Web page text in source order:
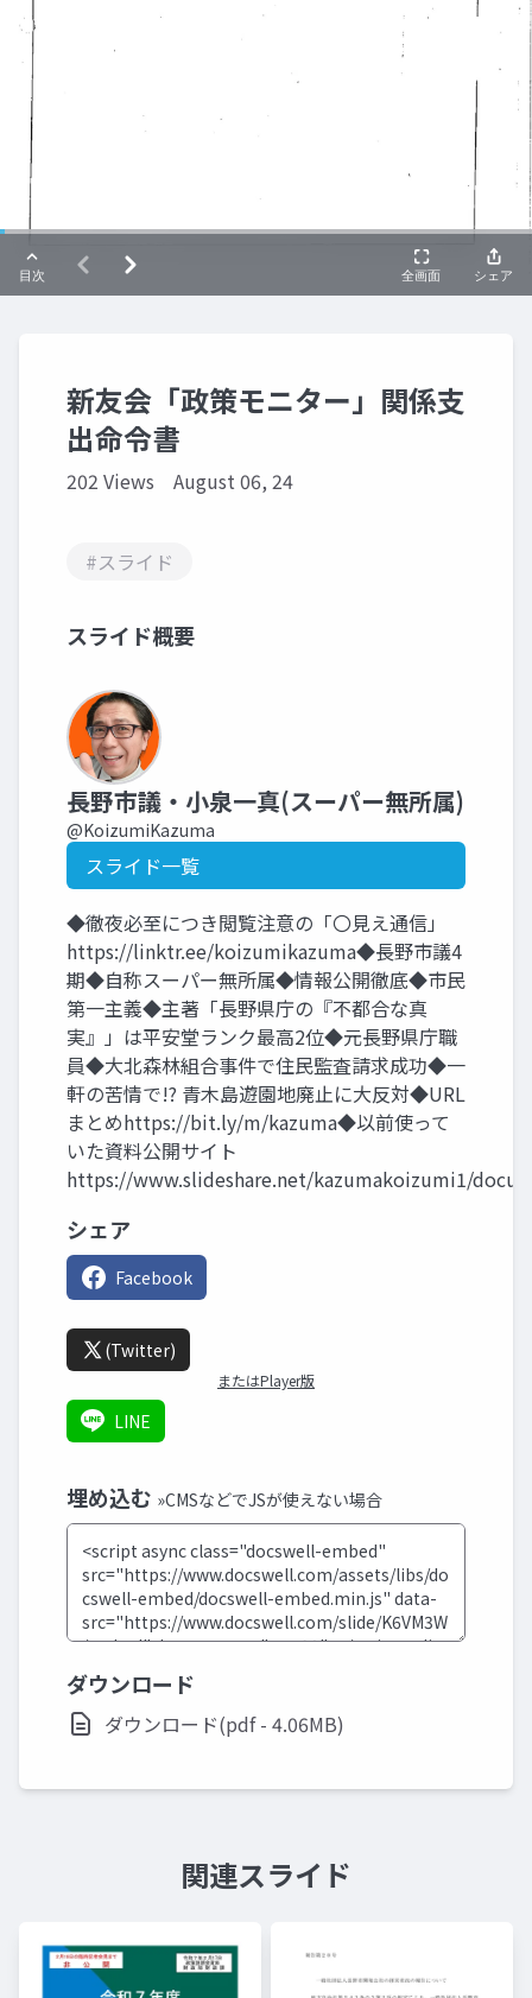
新友会「政策モニター」関係支
出命令書
202 Views August 06, 24
#スライド
スライド概要
長野市議・小泉一真(スーパー無所属)
@KoizumiKazuma
スライド一覧
◆徹夜必至につき閲覧注意の「〇見え通信」
https://linktr.ee/koizumikazuma◆長野市議4
期◆自称スーパー無所属◆情報公開徹底◆市民
第一主義◆主著「長野県庁の『不都合な真
実』」は平安堂ランク最高2位◆元長野県庁職
員◆大北森林組合事件で住民監査請求成功◆一
軒の苦情で!? 青木島遊園地廃止に大反対◆URL
まとめhttps://bit.ly/m/kazuma◆以前使って
いた資料公開サイト
https://www.slideshare.net/kazumakoizumi1/
シェア
Facebook
(Twitter)
またはPlayer版
LINE
埋め込む »CMSなどでJSが使えない場合
ダウンロード
ダウンロード(pdf - 4.06MB)
関連スライド